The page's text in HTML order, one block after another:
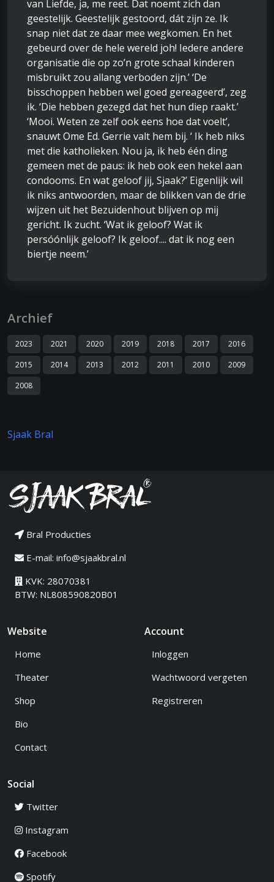
van Liefde, ja, me reet. Dat noemt zich dan
geestelijk. Geestelijk gestoord, dát zijn ze. Ik
snap niet dat ze daar mee wegkomen. En het
gebeurd over de hele wereld joh! Iedere andere
organisatie die op zo’n grote schaal kinderen
misbruikt zou allang verboden zijn.’ ‘De
bisschoppen hebben wel goed gereageerd’, zeg
ik. ‘Die hebben gezegd dat het hun diep raakt.’
‘Mooi. Weten ze zelf ook eens hoe dat voelt’,
snauwt Ome Ed. Gerrie valt hem bij. ‘ Ik heb niks
met die katholieken. Nou ja, ik heb één ding
gemeen met de paus: ik heb ook een hekel aan
condooms. En wat geloof jij, Sjaak?’ Eigenlijk wil
ik niks antwoorden, maar de blikken van de drie
wijzen uit het Bezuidenhout blijven op mij
gericht. Ik zucht. ‘Wat ik geloof? Wat ik
persóónlijk geloof? Ik geloof.... dat ik nog een
biertje neem.’
Archief
2023 2021 2020 2019 2018 2017
2016
2015
2014 2013 2012 2011 2010
2009
2008
Sjaak Bral
Bral Producties
E-mail: info@sjaakbral.nl
KVK: 28070381
BTW: NL808590820B01
Website
Home
Theater
Shop
Bio
Contact
Account
Inloggen
Wachtwoord vergeten
Registreren
Social
Twitter
Instagram
Facebook
Spotify